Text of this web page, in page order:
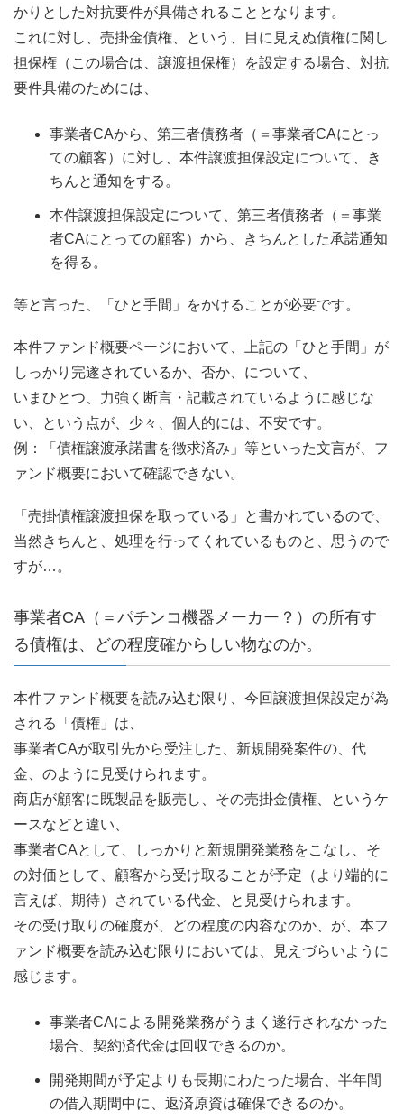
かりとした対抗要件が具備されることとなります。
これに対し、売掛金債権、という、目に見えぬ債権に関し
担保権（この場合は、譲渡担保権）を設定する場合、対抗
要件具備のためには、
事業者CAから、第三者債務者（＝事業者CAにとっ
ての顧客）に対し、本件譲渡担保設定について、き
ちんと通知をする。
本件譲渡担保設定について、第三者債務者（＝事業
者CAにとっての顧客）から、きちんとした承諾通知
を得る。
等と言った、「ひと手間」をかけることが必要です。
本件ファンド概要ページにおいて、上記の「ひと手間」が
しっかり完遂されているか、否か、について、
いまひとつ、力強く断言・記載されているように感じな
い、という点が、少々、個人的には、不安です。
例：「債権譲渡承諾書を徴求済み」等といった文言が、フ
ァンド概要において確認できない。
「売掛債権譲渡担保を取っている」と書かれているので、
当然きちんと、処理を行ってくれているものと、思うので
すが…。
事業者CA（＝パチンコ機器メーカー？）の所有す
る債権は、どの程度確からしい物なのか。
本件ファンド概要を読み込む限り、今回譲渡担保設定が為
される「債権」は、
事業者CAが取引先から受注した、新規開発案件の、代
金、のように見受けられます。
商店が顧客に既製品を販売し、その売掛金債権、というケ
ースなどと違い、
事業者CAとして、しっかりと新規開発業務をこなし、そ
の対価として、顧客から受け取ることが予定（より端的に
言えば、期待）されている代金、と見受けられます。
その受け取りの確度が、どの程度の内容なのか、が、本フ
ァンド概要を読み込む限りにおいては、見えづらいように
感じます。
事業者CAによる開発業務がうまく遂行されなかった
場合、契約済代金は回収できるのか。
開発期間が予定よりも長期にわたった場合、半年間
の借入期間中に、返済原資は確保できるのか。